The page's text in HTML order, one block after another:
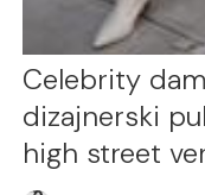
Celebrity
dizajnerski
high street